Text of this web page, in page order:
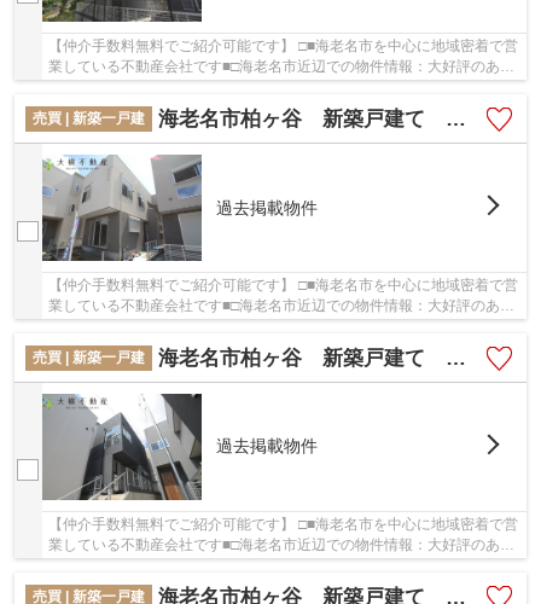
【仲介手数料無料でご紹介可能です】 □■海老名市を中心に地域密着で営
業している不動産会社です■□海老名市近辺での物件情報：大好評のあの
売買 | 新築一戸建
海老名市柏ヶ谷 新築戸建て 全７棟 【仲介手数料無料】
過去掲載物件
【仲介手数料無料でご紹介可能です】 □■海老名市を中心に地域密着で営
業している不動産会社です■□海老名市近辺での物件情報：大好評のあの
売買 | 新築一戸建
海老名市柏ヶ谷 新築戸建て 全７棟 【仲介手数料無料】
過去掲載物件
【仲介手数料無料でご紹介可能です】 □■海老名市を中心に地域密着で営
業している不動産会社です■□海老名市近辺での物件情報：大好評のあの
売買 | 新築一戸建
海老名市柏ヶ谷 新築戸建て 全７棟 【仲介手数料無料】